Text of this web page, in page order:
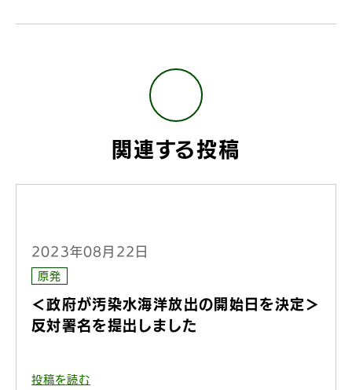
関連する投稿
2023年08月22日
原発
＜政府が汚染水海洋放出の開始日を決定＞
反対署名を提出しました
投稿を読む